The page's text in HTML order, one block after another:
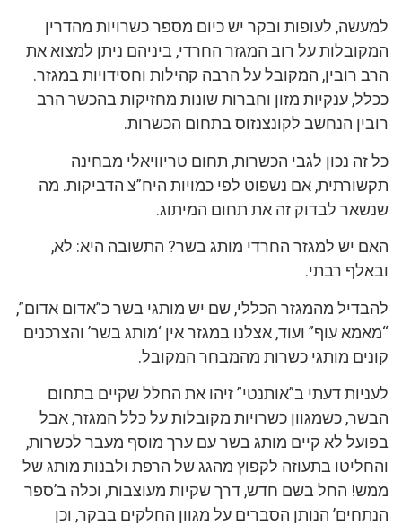
למעשה, לעופות ובקר יש כיום מספר כשרויות מהדרין
המקובלות על רוב המגזר החרדי, ביניהם ניתן למצוא את
הרב רובין, המקובל על הרבה קהילות וחסידויות במגזר.
ככלל, ענקיות מזון וחברות שונות מחזיקות בהכשר הרב
רובין הנחשב לקונצנזוס בתחום הכשרות.
כל זה נכון לגבי הכשרות, תחום טריוויאלי מבחינה
תקשורתית, אם נשפוט לפי כמויות היח”צ הדביקות. מה
שנשאר לבדוק זה את תחום המיתוג.
האם יש למגזר החרדי מותג בשר? התשובה היא: לא,
ובאלף רבתי.
להבדיל מהמגזר הכללי, שם יש מותגי בשר כ”אדום אדום”,
“מאמא עוף” ועוד, אצלנו במגזר אין ‘מותג בשר’ והצרכנים
קונים מותגי כשרות מהמבחר המקובל.
לעניות דעתי ב”אותנטי” זיהו את החלל שקיים בתחום
הבשר, כשמגוון כשרויות מקובלות על כלל המגזר, אבל
בפועל לא קיים מותג בשר עם ערך מוסף מעבר לכשרות,
והחליטו בתעוזה לקפוץ מהגג של הרפת ולבנות מותג של
ממש! החל בשם חדש, דרך שקיות מעוצבות, וכלה ב’ספר
הנתחים’ הנותן הסברים על מגוון החלקים בבקר, וכן